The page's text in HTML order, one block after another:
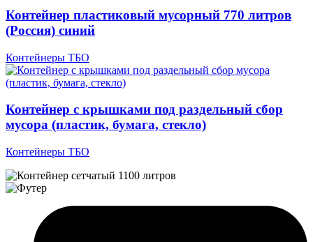
Контейнер пластиковый мусорный 770 литров
(Россия) синий
Контейнеры ТБО
Контейнер с крышками под раздельный сбор
мусора (пластик, бумага, стекло)
Контейнеры ТБО